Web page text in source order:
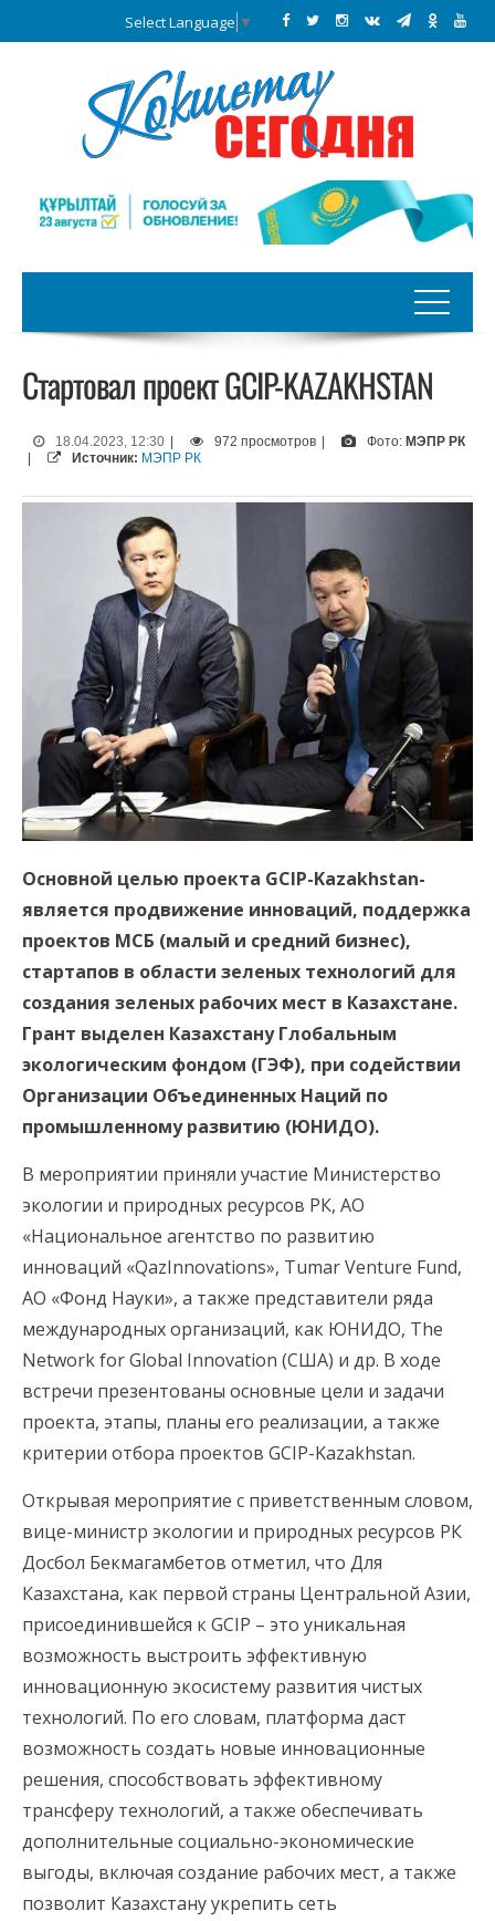
Select Language ▼
Стартовал проект GCIP-KAZAKHSTAN
18.04.2023, 12:30 972 просмотров Фото: МЭПР РК
Источник: МЭПР РК
Основной целью проекта GCIP-Kazakhstan-
является продвижение инноваций, поддержка
проектов МСБ (малый и средний бизнес),
стартапов в области зеленых технологий для
создания зеленых рабочих мест в Казахстане.
Грант выделен Казахстану Глобальным
экологическим фондом (ГЭФ), при содействии
Организации Объединенных Наций по
промышленному развитию (ЮНИДО).
В мероприятии приняли участие Министерство
экологии и природных ресурсов РК, АО
«Национальное агентство по развитию
инноваций «QazInnovations», Tumar Venture Fund,
АО «Фонд Науки», а также представители ряда
международных организаций, как ЮНИДО, The
Network for Global Innovation (США) и др. В ходе
встречи презентованы основные цели и задачи
проекта, этапы, планы его реализации, а также
критерии отбора проектов GCIP-Kazakhstan.
Открывая мероприятие с приветственным словом,
вице-министр экологии и природных ресурсов РК
Досбол Бекмагамбетов отметил, что Для
Казахстана, как первой страны Центральной Азии,
присоединившейся к GCIP – это уникальная
возможность выстроить эффективную
инновационную экосистему развития чистых
технологий. По его словам, платформа даст
возможность создать новые инновационные
решения, способствовать эффективному
трансферу технологий, а также обеспечивать
дополнительные социально-экономические
выгоды, включая создание рабочих мест, а также
позволит Казахстану укрепить сеть